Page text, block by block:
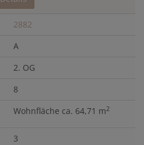
2882
A
2. OG
8
Wohnfläche ca. 64,71 m2
3